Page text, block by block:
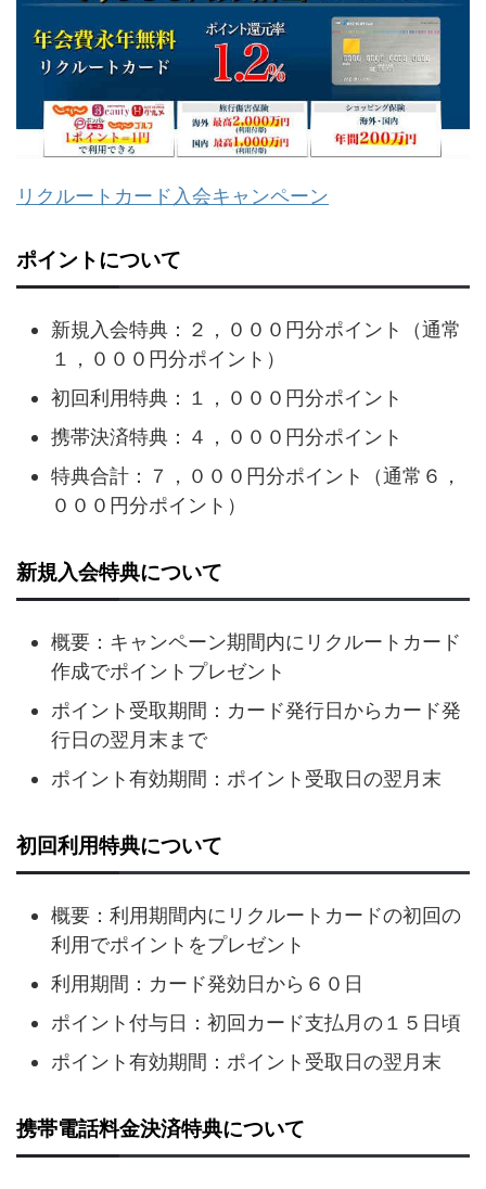
リクルートカード入会キャンペーン
ポイントについて
新規入会特典：２，０００円分ポイント（通常
１，０００円分ポイント）
初回利用特典：１，０００円分ポイント
携帯決済特典：４，０００円分ポイント
特典合計：７，０００円分ポイント（通常６，
０００円分ポイント）
新規入会特典について
概要：キャンペーン期間内にリクルートカード
作成でポイントプレゼント
ポイント受取期間：カード発行日からカード発
行日の翌月末まで
ポイント有効期間：ポイント受取日の翌月末
初回利用特典について
概要：利用期間内にリクルートカードの初回の
利用でポイントをプレゼント
利用期間：カード発効日から６０日
ポイント付与日：初回カード支払月の１５日頃
ポイント有効期間：ポイント受取日の翌月末
携帯電話料金決済特典について